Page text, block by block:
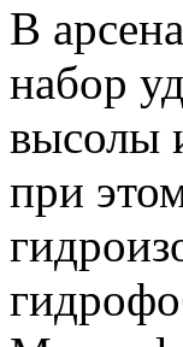
В
набор
высолы
при